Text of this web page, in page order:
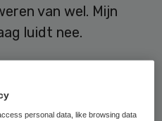
van wel. Mijn
luidt nee.
en
afgelopen jaren
personal data, like browsing data